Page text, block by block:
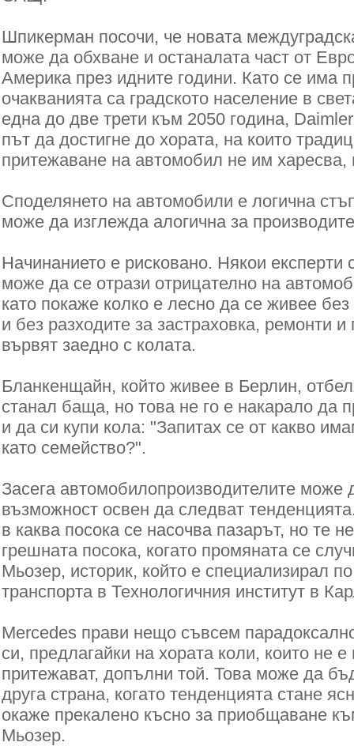
Шпикерман посочи, че новата
може да обхване и останалата част от
Америка през идните години. Като се има
очакванията са градското население в
една до две трети към 2050 година,
път да достигне до хората, на които
притежаване на автомобил не им харесва,
Споделянето на автомобили е логична
може да изглежда алогична за
Начинанието е рисковано. Някои експерти
може да се отрази отрицателно на
като покаже колко е лесно да се живее
и без разходите за застраховка, ремонти и
вървят заедно с колата.
Бланкенщайн, който живее в Берлин,
станал баща, но това не го е накарало да
и да си купи кола: "Запитах се от какво
като семейство?".
Засега автомобилопроизводителите може
възможност освен да следват
в каква посока се насочва пазарът, но те
грешната посока, когато промяната се
Мьозер, историк, който е специализирал
транспорта в Технологичния институт в
Mercedes прави нещо съвсем
си, предлагайки на хората коли, които не
притежават, допълни той. Това може да
друга страна, когато тенденцията стане
окаже прекалено късно за приобщаване
Мьозер.